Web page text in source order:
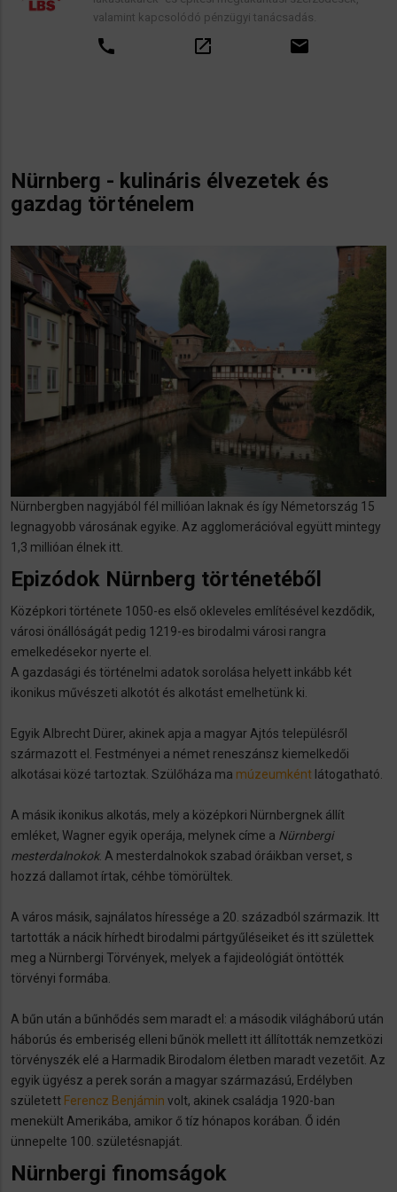
valamint kapcsolódó pénzügyi tanácsadás.
call open_in_new email
Nürnberg - kulináris élvezetek és
gazdag történelem
Nürnbergben nagyjából fél millióan laknak és így Németország 15
legnagyobb városának egyike. Az agglomerációval együtt mintegy
1,3 millióan élnek itt.
Epizódok Nürnberg történetéből
Középkori története 1050-es első okleveles említésével kezdődik,
városi önállóságát pedig 1219-es birodalmi városi rangra
emelkedésekor nyerte el.
A gazdasági és történelmi adatok sorolása helyett inkább két
ikonikus művészeti alkotót és alkotást emelhetünk ki.
Egyik Albrecht Dürer, akinek apja a magyar Ajtós településről
származott el. Festményei a német reneszánsz kiemelkedői
alkotásai közé tartoztak. Szülőháza ma múzeumként látogatható.
A másik ikonikus alkotás, mely a középkori Nürnbergnek állít
emléket, Wagner egyik operája, melynek címe a Nürnbergi
mesterdalnokok. A mesterdalnokok szabad óráikban verset, s
hozzá dallamot írtak, céhbe tömörültek.
A város másik, sajnálatos híressége a 20. századból származik. Itt
tartották a nácik hírhedt birodalmi pártgyűléseiket és itt születtek
meg a Nürnbergi Törvények, melyek a fajideológiát öntötték
törvényi formába.
A bűn után a bűnhődés sem maradt el: a második világháború után
háborús és emberiség elleni bűnök mellett itt állították nemzetközi
törvényszék elé a Harmadik Birodalom életben maradt vezetőit. Az
egyik ügyész a perek során a magyar származású, Erdélyben
született Ferencz Benjámin volt, akinek családja 1920-ban
menekült Amerikába, amikor ő tíz hónapos korában. Ő idén
ünnepelte 100. születésnapját.
Nürnbergi finomságok